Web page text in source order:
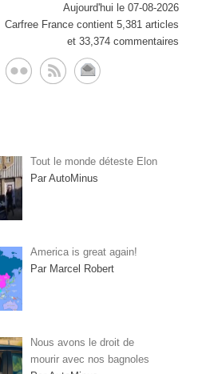
Aujourd'hui le 07-08-2026
Carfree France contient 5,381 articles
et 33,374 commentaires
Tout le monde déteste Elon
Par AutoMinus
America is great again!
Par Marcel Robert
Nous avons le droit de
mourir avec nos bagnoles